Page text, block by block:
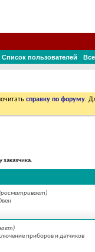
Список пользователей
справку по форуму.
приборов и датчиков